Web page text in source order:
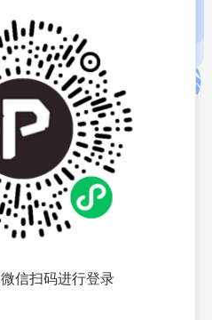
微信扫码进行登录